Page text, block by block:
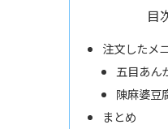
目
注文したメ
五目あ
陳麻婆
まとめ